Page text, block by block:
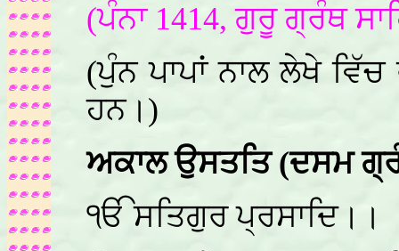
(ਪੰਨਾ 1414, ਗੁਰੂ ਗ੍ਰੰਥ
(ਪੁੰਨ ਪਾਪਾਂ ਨਾਲ ਲੇਖੇ
ਹਨ।)
ਅਕਾਲ ਉਸਤਤਿ (ਦਸਮ
ੴ ਸਤਿਗੁਰ ਪ੍ਰਸਾਦਿ।।